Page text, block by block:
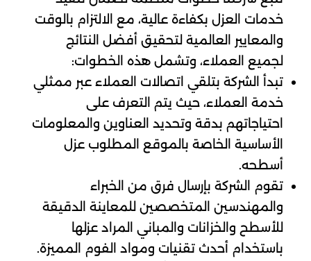
خدمات العزل بكفاءة عالية، مع الالتزام بالوقت
والمعايير العالمية لتحقيق أفضل النتائج
لجميع العملاء، وتشمل هذه الخطوات:
تبدأ الشركة بتلقي اتصالات العملاء عبر ممثلي
خدمة العملاء، حيث يتم التعرف على
احتياجاتهم بدقة وتحديد العناوين والمعلومات
الأساسية الخاصة بالموقع المطلوب عزل
أسطحه.
تقوم الشركة بإرسال فرق من الخبراء
والمهندسين المتخصصين للمعاينة الدقيقة
للأسطح والخزانات والمباني المراد عزلها
باستخدام أحدث تقنيات ومواد الفوم المميزة.